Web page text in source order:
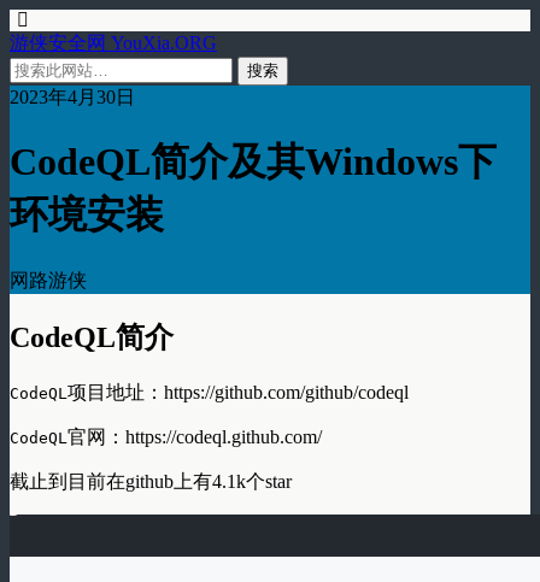
游侠安全网 YouXia.ORG
2023年4月30日
CodeQL简介及其Windows下
环境安装
网路游侠
CodeQL简介
CodeQL 项目地址：https://github.com/github/codeql
CodeQL 官网：https://codeql.github.com/
截止到目前在github上有4.1k个star